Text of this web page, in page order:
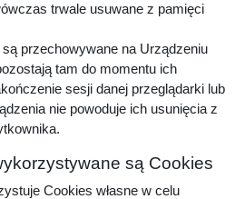
trwale usuwane z pamięci
są przechowywane na Urządzeniu
tam do momentu ich
sesji danej przeglądarki lub
nie powoduje ich usunięcia z
są Cookies
Cookies własne w celu